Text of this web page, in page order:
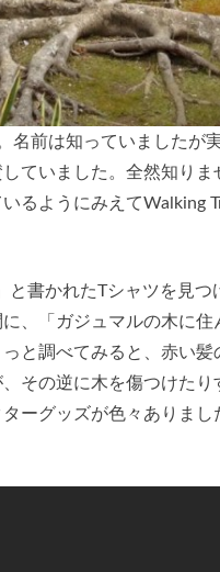
名前は知っていましたが
ていました。全然知り
るようにみえてWalking
書かれたTシャツを見つ
、「ガジュマルの木に住
と調べてみると、赤い
その逆に木を傷つけた
ーグッズが色々ありまし